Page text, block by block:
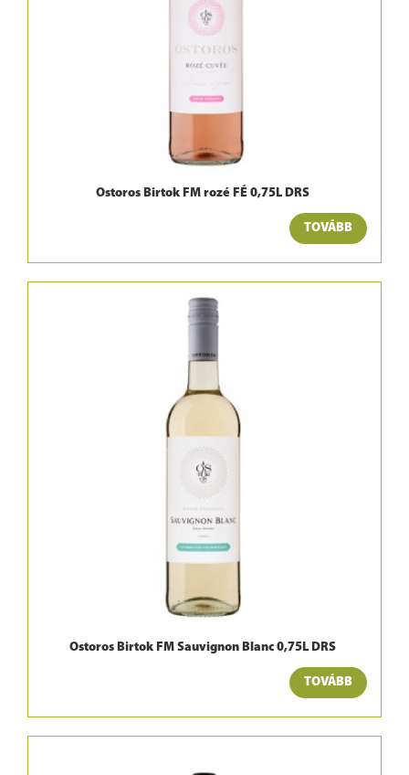
Ostoros Birtok FM rozé FÉ 0,75L DRS
TOVÁBB
Ostoros Birtok FM Sauvignon Blanc 0,75L DRS
TOVÁBB